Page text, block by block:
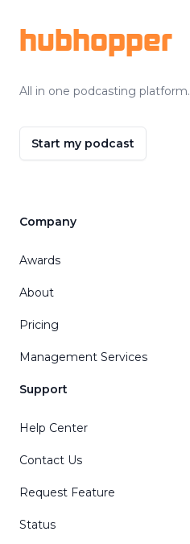
hubhopper
All in one podcasting platform.
Start my podcast
Company
Awards
About
Pricing
Management Services
Support
Help Center
Contact Us
Request Feature
Status